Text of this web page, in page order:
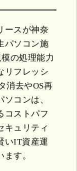
ースが神奈
パソコン施
の処理能力
リフレッシ
消去やOS再
コンは、
コストパフ
キュリティ
いIT資産運
す。